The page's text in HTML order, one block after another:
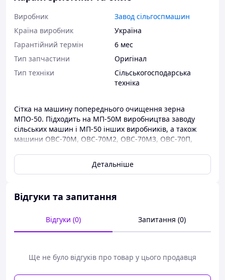
Виробник
Завод сільгоспмашин
Країна виробник
Україна
Гарантійний термін
6 мес
Тип запчастини
Оригінал
Тип техніки
Сільськогосподарська
техніка
Сітка на машину попереднього очищення зерна
МПО-50. Підходить на МП-50М виробництва заводу
сільських машин і МП-50 інших виробників, а також
машини ОВС-70М, ОВС-70М2, ОВС-70М3, ОВС-70П,
коміркою 6, 8, 10, 12, 15 і 19 мм.
За допомогою сітки та потужної аспірації машина
ворох колосових, круп'яних і зернобових культур,
кукурудзи, сорго та соняшника з продуктивністю до 70
тон на годину.
Сітка МПО-50 нашого виробництва виготовлена з
сіток інших виробників сітки нашого виробництва, не
Детальніше
Відгуки та запитання
Відгуки (0) Запитання (0)
Ще не було відгуків про товар у цього продавця